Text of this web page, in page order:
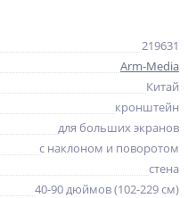
219631
Arm-Media
Китай
кронштейн
для больших экранов
с наклоном и поворотом
стена
40-90 дюймов (102-229 см)